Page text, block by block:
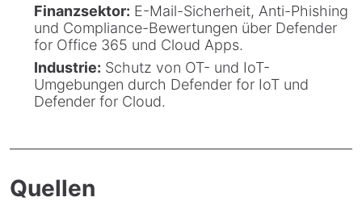
Finanzsektor: E-Mail-Sicherheit, Anti-Phishing
und Compliance-Bewertungen über Defender
for Office 365 und Cloud Apps.
Industrie: Schutz von OT- und IoT-
Umgebungen durch Defender for IoT und
Defender for Cloud.
Quellen